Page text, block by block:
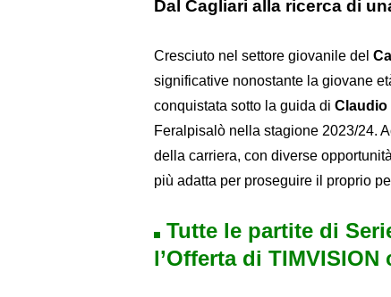
Dal Cagliari alla ricerca di
Cresciuto nel settore giovanile del
significative nonostante la giovane
conquistata sotto la guida di Claudio
Feralpisalò nella stagione 2023/24.
della carriera, con diverse
più adatta per proseguire il proprio
Tutte le partite di
l’Offerta di TIMVISION